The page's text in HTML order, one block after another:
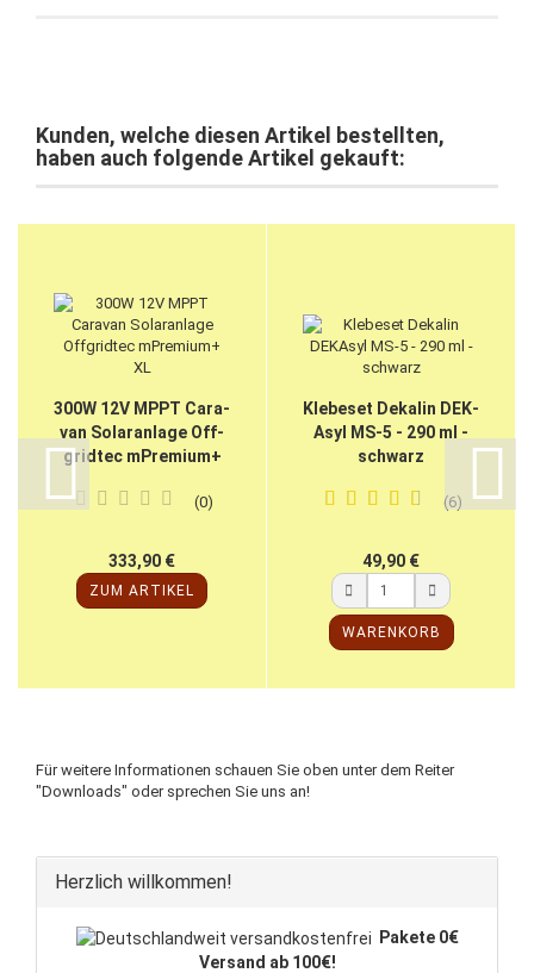
Kunden, welche diesen Artikel bestellten,
haben auch folgende Artikel gekauft:
300W 12V MPPT Ca­ra­
van So­lar­an­la­ge Off­
grid­tec mPre­mi­um+
0
333,90 €
ZUM ARTIKEL
Kle­be­set De­ka­lin DE­K­
Asyl MS-5 - 290 ml -
schwarz
6
49,90 €
WARENKORB
Für weitere Informationen schauen Sie oben unter dem Reiter
"Downloads" oder sprechen Sie uns an!
Herzlich willkommen!
Pakete 0€
Versand ab 100€!